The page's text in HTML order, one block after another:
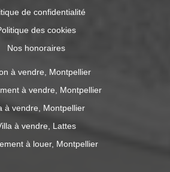
de confidentialité
des cookies
Nos honoraires
à vendre, Montpellier
à vendre, Montpellier
à vendre, Montpellier
à vendre, Lattes
à louer, Montpellier